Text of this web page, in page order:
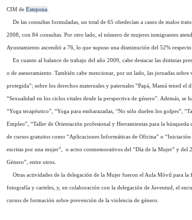
CIM de Estepona.
De las consultas formuladas, un total de 65 obedecían a casos de malos
2008, con 84 consultas. Por otro lado, el número de mujeres inmigrantes
Ayuntamiento ascendió a 76, lo que supuso una disminución del 52% respecto
En cuanto al balance de trabajo del año 2009, cabe destacar las distintas
o de asesoramiento. También cabe mencionar, por un lado, las jornadas
protegida”; sobre los derechos maternales y paternales “Papá, Mamá tened el
“Sexualidad en los ciclos vitales desde la perspectiva de género”. Además, se
“Yoga terapéutico”, “Yoga para embarazadas, “No sólo duelen los golpes”,
Empleo”, “Taller de Orientación profesional y Herramientas para la
de cursos gratuitos como “Aplicaciones Informáticas de Oficina” o
escritas por una mujer”, o actos conmemorativos del “Día de la Mujer” y del
Género”, entre otros.
Otras actividades de la delegación de la Mujer fueron el Aula Móvil para la
fotografía y carteles, y, en colaboración con la delegación de Juventud, el
cursos de formación sobre prevención de la violencia de género.